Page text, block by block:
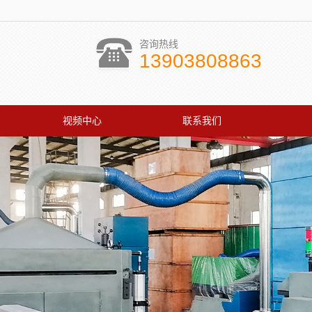
咨询热线
13903808863
视频中心 联系我们